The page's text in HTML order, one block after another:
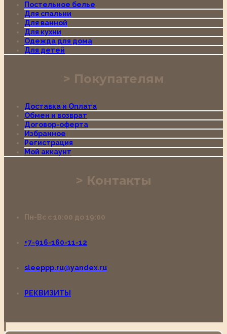
Постельное белье
Для спальни
Для ванной
Для кухни
Одежда для дома
Для детей
Покупателям
Доставка и Оплата
Обмен и возврат
Договор-оферта
Избранное
Регистрация
Мой аккаунт
Контакты
Пн-Вс с 10:00 до 19:00
+7-916-160-11-12
sleeppp.ru@yandex.ru
РЕКВИЗИТЫ